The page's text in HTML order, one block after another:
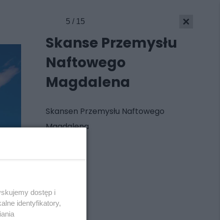
5 / 15
Skanse Przemysłu
Naftowego
Magdalena
Skansen Przemysłu Naftowego
Magdalena
Skontakuj sięz nami
Kontakt
dostęp i
identyfikatory,